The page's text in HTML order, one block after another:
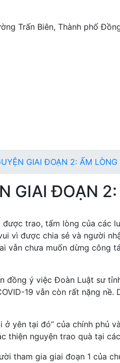
Trấn Biên, Thành phố
GIAI ĐOẠN 2: ẤM
GIAI ĐOẠN
trao, tấm lòng của các
vì được chia sẻ và người
vẫn chưa muốn dừng công
đồng ý việc Đoàn Luật sư
19 vẫn còn rất nặng
ở yên tại đó” của chính
thiện nguyện trao quà tại
tham gia giai đoạn 1 của